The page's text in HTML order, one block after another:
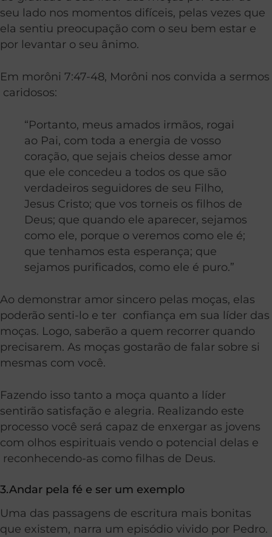
seu lado nos momentos difíceis, pelas vezes que
ela sentiu preocupação com o seu bem estar e
por levantar o seu ânimo.
Em morôni 7:47-48, Morôni nos convida a sermos
caridosos:
“Portanto, meus amados irmãos, rogai
ao Pai, com toda a energia de vosso
coração, que sejais cheios desse amor
que ele concedeu a todos os que são
verdadeiros seguidores de seu Filho,
Jesus Cristo; que vos torneis os filhos de
Deus; que quando ele aparecer, sejamos
como ele, porque o veremos como ele é;
que tenhamos esta esperança; que
sejamos purificados, como ele é puro.”
Ao demonstrar amor sincero pelas moças, elas
poderão senti-lo e ter confiança em sua líder das
moças. Logo, saberão a quem recorrer quando
precisarem. As moças gostarão de falar sobre si
mesmas com você.
Fazendo isso tanto a moça quanto a líder
sentirão satisfação e alegria. Realizando este
processo você será capaz de enxergar as jovens
com olhos espirituais vendo o potencial delas e
reconhecendo-as como filhas de Deus.
3.Andar pela fé e ser um exemplo
Uma das passagens de escritura mais bonitas
que existem, narra um episódio vivido por Pedro.